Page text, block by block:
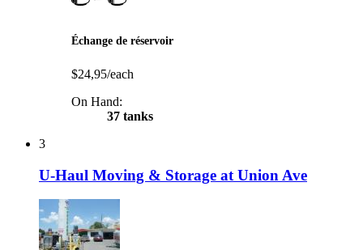
Échange de réservoir
$24,95/each
On Hand:
37 tanks
3
U-Haul Moving & Storage at Union Ave